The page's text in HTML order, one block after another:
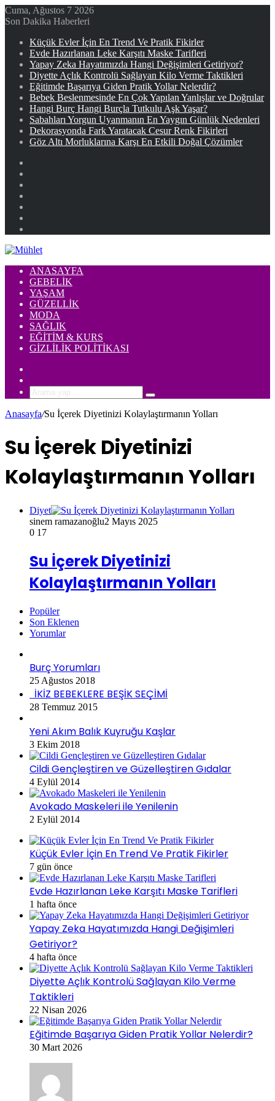
Cuma, Ağustos 7 2026
Son Dakika Haberleri
Küçük Evler İçin En Trend Ve Pratik Fikirler
Evde Hazırlanan Leke Karşıtı Maske Tarifleri
Yapay Zeka Hayatımızda Hangi Değişimleri Getiriyor?
Diyette Açlık Kontrolü Sağlayan Kilo Verme Taktikleri
Eğitimde Başarıya Giden Pratik Yollar Nelerdir?
Bebek Beslenmesinde En Çok Yapılan Yanlışlar ve Doğrular
Hangi Burç Hangi Burçla Tutkulu Aşk Yaşar?
Sabahları Yorgun Uyanmanın En Yaygın Günlük Nedenleri
Dekorasyonda Fark Yaratacak Cesur Renk Fikirleri
Göz Altı Morluklarına Karşı En Etkili Doğal Çözümler
ANASAYFA
GEBELIK
YAŞAM
GÜZELLIK
MODA
SAĞLIK
EĞITIM & KURS
GIZLILIK POLITIKASI
Arama
...
Anasayfa/Su İçerek Diyetinizi Kolaylaştırmanın Yolları
Su İçerek Diyetinizi
Kolaylaştırmanın Yolları
Diyet
sinem ramazanoğlu2 Mayıs 2025
0 17
Su İçerek Diyetinizi
Kolaylaştırmanın Yolları
Popüler
Son Eklenen
Yorumlar
Burç Yorumları
25 Ağustos 2018
İKİZ BEBEKLERE BEŞİK SEÇİMİ
28 Temmuz 2015
Yeni Akım Balık Kuyruğu Kaşlar
3 Ekim 2018
Cildi Gençleştiren ve Güzelleştiren Gıdalar
4 Eylül 2014
Avokado Maskeleri ile Yenilenin
2 Eylül 2014
Küçük Evler İçin En Trend Ve Pratik Fikirler
7 gün önce
Evde Hazırlanan Leke Karşıtı Maske Tarifleri
1 hafta önce
Yapay Zeka Hayatımızda Hangi Değişimleri
Getiriyor?
4 hafta önce
Diyette Açlık Kontrolü Sağlayan Kilo Verme
Taktikleri
22 Nisan 2026
Eğitimde Başarıya Giden Pratik Yollar Nelerdir?
30 Mart 2026